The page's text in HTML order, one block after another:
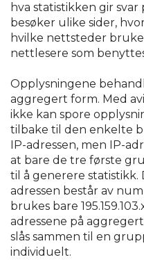
hva statistikken gir svar
besøker ulike sider,
hvilke nettsteder
nettlesere som
Opplysningene
aggregert form. Med
ikke kan spore
tilbake til den enkelte
IP-adressen, men IP-
at bare de tre første
til å generere statistikk.
adressen består av
brukes bare
adressene på
slås sammen til en
individuelt.